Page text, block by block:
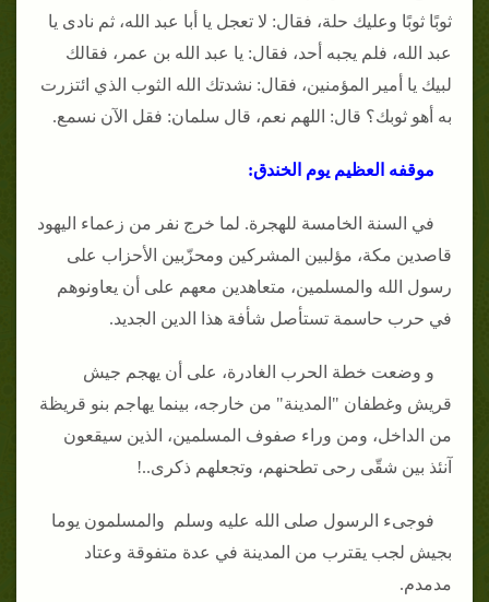
ثوبًا ثوبًا وعليك حلة، فقال: لا تعجل يا أبا عبد الله، ثم نادى يا
عبد الله، فلم يجبه أحد، فقال: يا عبد الله بن عمر، فقالك
لبيك يا أمير المؤمنين، فقال: نشدتك الله الثوب الذي ائتزرت
به أهو ثوبك؟ قال: اللهم نعم، قال سلمان: فقل الآن نسمع.
موقفه العظيم يوم الخندق:
في السنة الخامسة للهجرة. لما خرج نفر من زعماء اليهود
قاصدين مكة، مؤلبين المشركين ومحزّبين الأحزاب على
رسول الله والمسلمين، متعاهدين معهم على أن يعاونوهم
في حرب حاسمة تستأصل شأفة هذا الدين الجديد.
و وضعت خطة الحرب الغادرة، على أن يهجم جيش
قريش وغطفان "المدينة" من خارجه، بينما يهاجم بنو قريظة
من الداخل، ومن وراء صفوف المسلمين، الذين سيقعون
آنئذ بين شقّى رحى تطحنهم، وتجعلهم ذكرى..!
فوجىء الرسول صلى الله عليه وسلم والمسلمون يوما
بجيش لجب يقترب من المدينة في عدة متفوقة وعتاد
مدمدم.